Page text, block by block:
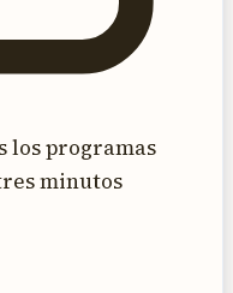
los programas
minutos